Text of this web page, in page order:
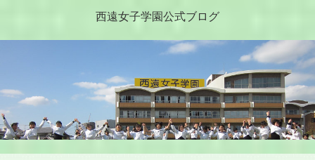
西遠女子学園公式ブログ